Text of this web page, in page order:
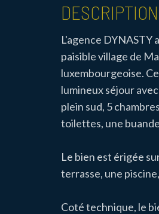
DESCRIPTION
L'agence DYNASTY
paisible village de
luxembourgeoise.
lumineux séjour
plein sud, 5
toilettes, une
Le bien est érigée
terrasse, une
Coté technique, le